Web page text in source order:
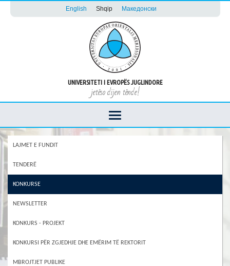
English Shqip Македонски
UNIVERSITETI I EVROPËS JUGLINDORE
jetëso dijen tënde!
LAJMET E FUNDIT
TENDERË
KONKURSE
NEWSLETTER
KONKURS - PROJEKT
KONKURSI PËR ZGJEDHJE DHE EMËRIM TË REKTORIT
MBROJTJET PUBLIKE